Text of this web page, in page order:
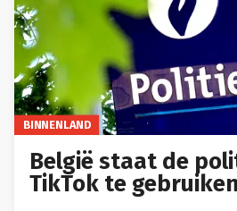
BINNENLAND
België staat de
TikTok te gebruiken